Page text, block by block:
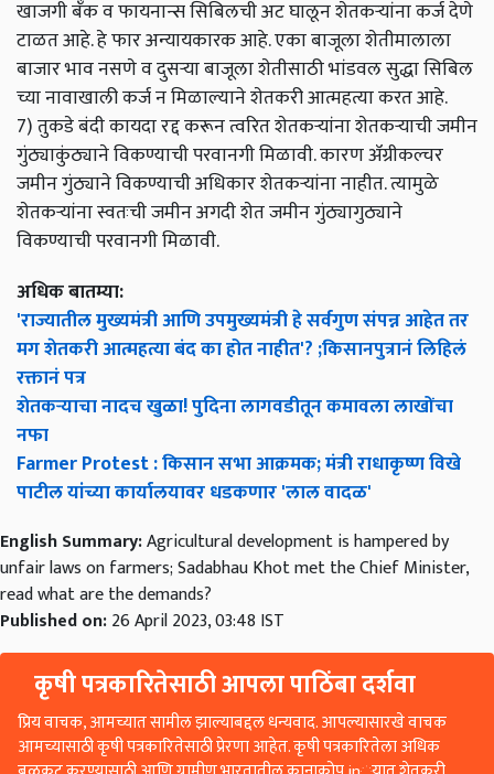
खाजगी बँक व फायनान्स सिबिलची अट घालून शेतकऱ्यांना कर्ज देणे
टाळत आहे. हे फार अन्यायकारक आहे. एका बाजूला शेतीमालाला
बाजार भाव नसणे व दुसऱ्या बाजूला शेतीसाठी भांडवल सुद्धा सिबिल
च्या नावाखाली कर्ज न मिळाल्याने शेतकरी आत्महत्या करत आहे.
7) तुकडे बंदी कायदा रद्द करून त्वरित शेतकऱ्यांना शेतकऱ्याची जमीन
गुंठ्याकुंठ्याने विकण्याची परवानगी मिळावी. कारण ॲग्रीकल्चर
जमीन गुंठ्याने विकण्याची अधिकार शेतकऱ्यांना नाहीत. त्यामुळे
शेतकऱ्यांना स्वतःची जमीन अगदी शेत जमीन गुंठ्यागुठ्याने
विकण्याची परवानगी मिळावी.
अधिक बातम्या:
'राज्यातील मुख्यमंत्री आणि उपमुख्यमंत्री हे सर्वगुण संपन्न आहेत तर
मग शेतकरी आत्महत्या बंद का होत नाहीत'? ;किसानपुत्रानं लिहिलं
रक्तानं पत्र
शेतकऱ्याचा नादच खुळा! पुदिना लागवडीतून कमावला लाखोंचा
नफा
Farmer Protest : किसान सभा आक्रमक; मंत्री राधाकृष्ण विखे
पाटील यांच्या कार्यालयावर धडकणार 'लाल वादळ'
English Summary:Agricultural development is hampered by
unfair laws on farmers; Sadabhau Khot met the Chief Minister,
read what are the demands?
Published on:26 April 2023, 03:48 IST
कृषी पत्रकारितेसाठी आपला पाठिंबा दर्शवा
प्रिय वाचक, आमच्यात सामील झाल्याबद्दल धन्यवाद. आपल्यासारखे वाचक
आमच्यासाठी कृषी पत्रकारितेसाठी प्रेरणा आहेत. कृषी पत्रकारितेला अधिक